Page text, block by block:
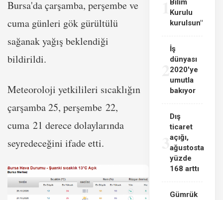
Bursa'da çarşamba, perşembe ve
cuma günleri gök gürültülü
sağanak yağış beklendiği
bildirildi.
Meteoroloji yetkilileri sıcaklığın
çarşamba 25, perşembe 22,
cuma 21 derece dolaylarında
seyredeceğini ifade etti.
Bilim
Kurulu
kurulsun"
İş
dünyası
2020'ye
umutla
bakıyor
3
Dış
ticaret
açığı,
ağustosta
yüzde
168 arttı
Gümrük